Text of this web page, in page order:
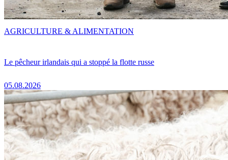
Le pêcheur irlandais qui a stoppé la flotte russe
05.08.2026
AGRICULTURE & ALIMENTATION